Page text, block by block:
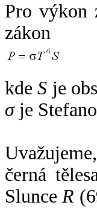
Pro výkon
zákon
kdeS je
σje
černá
SlunceR